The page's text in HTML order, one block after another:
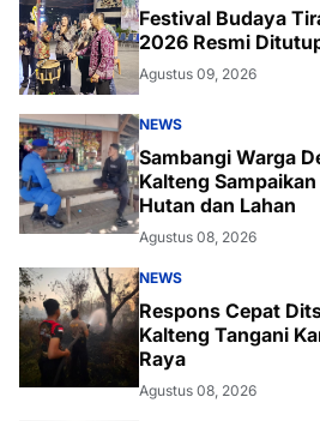
Festival Budaya
2026 Resmi
Agustus 09, 2026
NEWS
Sambangi Warga
Kalteng
Hutan dan Lahan
Agustus 08, 2026
NEWS
Respons Cepat
Kalteng Tangani
Raya
Agustus 08, 2026